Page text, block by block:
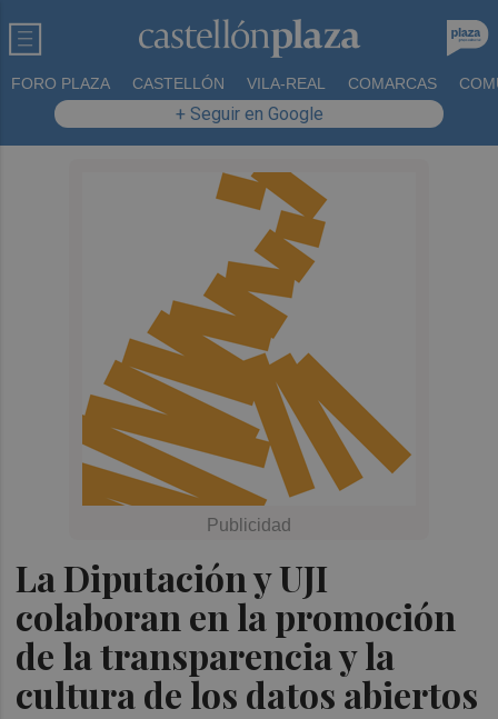
FORO PLAZA CASTELLÓN VILA-REAL COMARCAS
+ Seguir en Google
La Diputación y UJI
colaboran en la promoción
de la transparencia y la
cultura de los datos abiertos